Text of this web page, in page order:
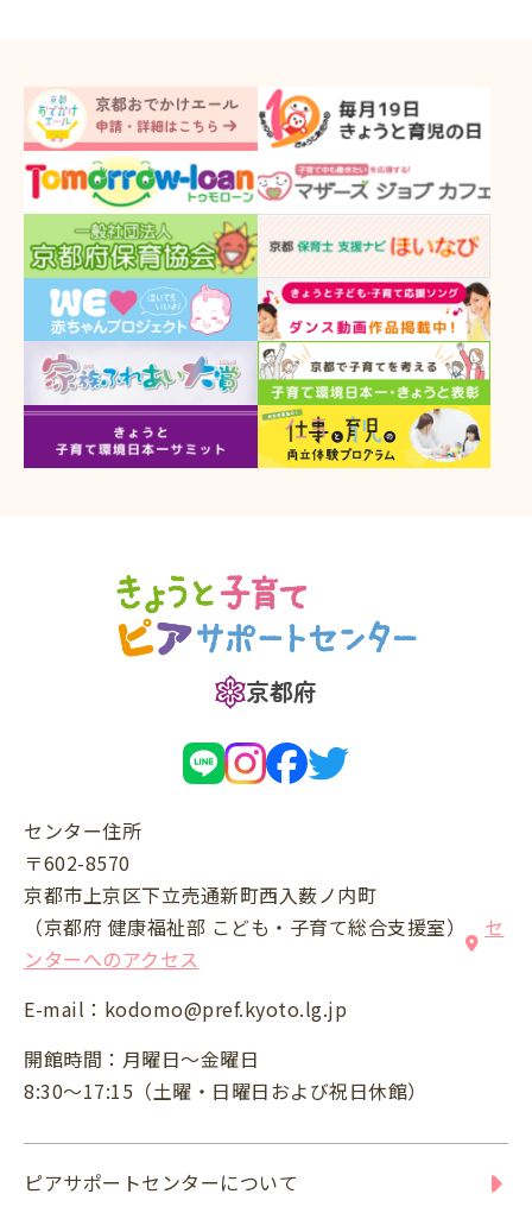
京都府
センター住所
〒602-8570
京都市上京区下立売通新町西入薮ノ内町
（京都府 健康福祉部 こども・子育て総合支援室）
セ
ンターへのアクセス
E-mail： kodomo@pref.kyoto.lg.jp
開館時間：月曜日～金曜日
8:30～17:15（土曜・日曜日および祝日休館）
ピアサポートセンターについて